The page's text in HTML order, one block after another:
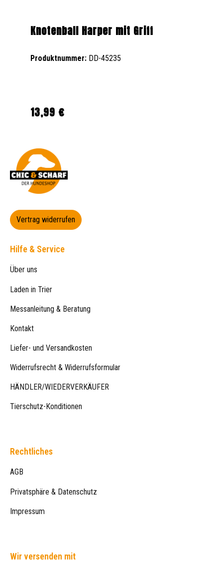
Knotenball Harper mit Griff
Produktnummer: DD-45235
Regulärer Preis:
13,99 €
Vertrag widerrufen
Hilfe & Service
Über uns
Laden in Trier
Messanleitung & Beratung
Kontakt
Liefer- und Versandkosten
Widerrufsrecht & Widerrufsformular
HÄNDLER/WIEDERVERKÄUFER
Tierschutz-Konditionen
Rechtliches
AGB
Privatsphäre & Datenschutz
Impressum
Wir versenden mit